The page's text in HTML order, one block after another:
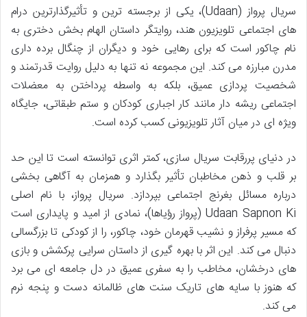
سریال پرواز (Udaan)، یکی از برجسته ترین و تأثیرگذارترین درام
های اجتماعی تلویزیون هند، روایتگر داستان الهام بخش دختری به
نام چاکور است که برای رهایی خود و دیگران از چنگال برده داری
مدرن مبارزه می کند. این مجموعه نه تنها به دلیل روایت قدرتمند و
شخصیت پردازی عمیق، بلکه به واسطه پرداختن به معضلات
اجتماعی ریشه دار مانند کار اجباری کودکان و ستم طبقاتی، جایگاه
ویژه ای در میان آثار تلویزیونی کسب کرده است.
در دنیای پررقابت سریال سازی، کمتر اثری توانسته است تا این حد
بر قلب و ذهن مخاطبان تأثیر بگذارد و همزمان به آگاهی بخشی
درباره مسائل بغرنج اجتماعی بپردازد. سریال پرواز، با نام اصلی
Udaan Sapnon Ki (پرواز رؤیاها)، نمادی از امید و پایداری است
که مسیر پرفراز و نشیب قهرمان خود، چاکور، را از کودکی تا بزرگسالی
دنبال می کند. این اثر با بهره گیری از داستان سرایی پرکشش و بازی
های درخشان، مخاطب را به سفری عمیق در دل جامعه ای می برد
که هنوز با سایه های تاریک سنت های ظالمانه دست و پنجه نرم
می کند.